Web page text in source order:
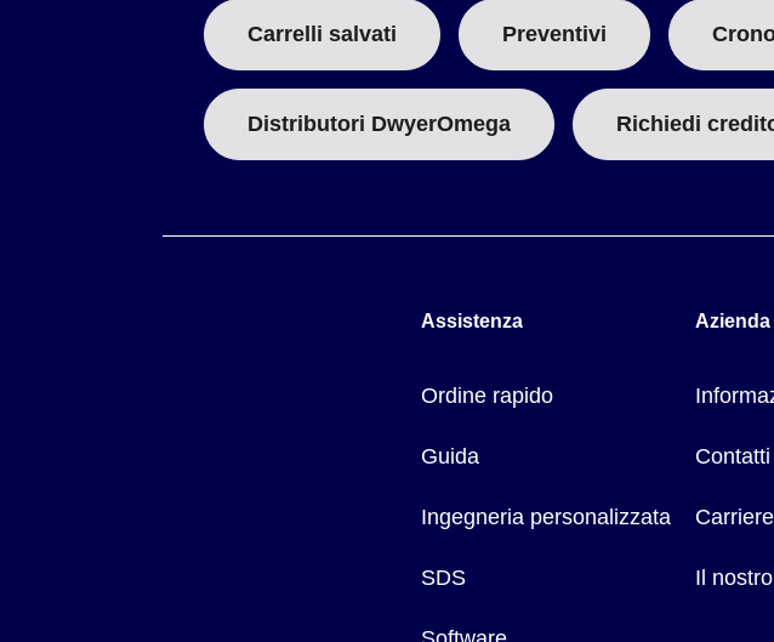
Carrelli salvati Preventivi
Distributori DwyerOmega Richiedi
Assistenza
Ordine rapido
Guida
Ingegneria personalizzata
SDS
Azienda
Contatti
Carriere
Il